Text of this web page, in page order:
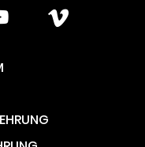
youtubevimeo